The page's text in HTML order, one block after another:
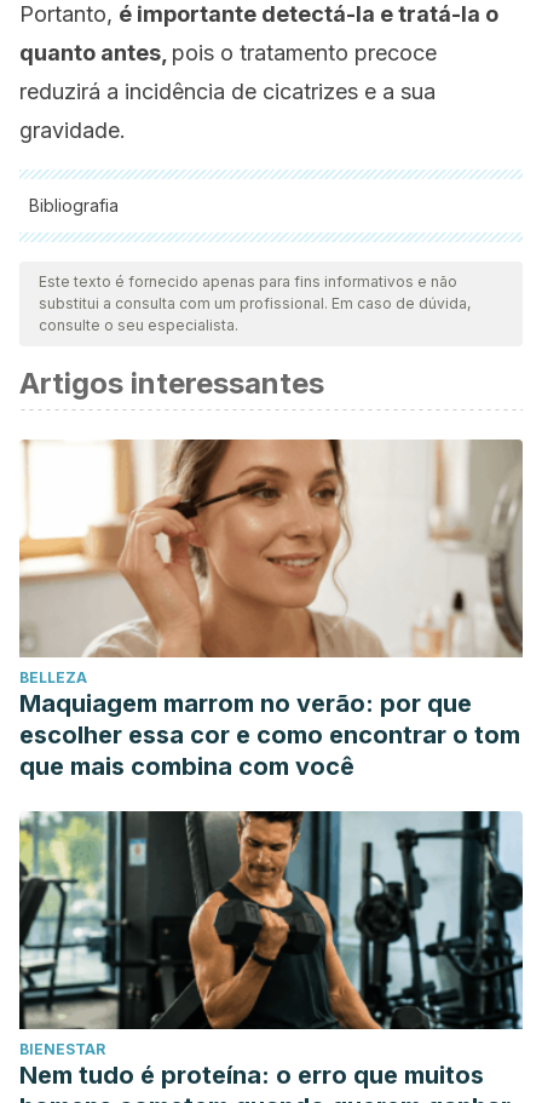
Portanto, é importante detectá-la e tratá-la o
quanto antes, pois o tratamento precoce
reduzirá a incidência de cicatrizes e a sua
gravidade.
Bibliografia
Todas as fontes citadas foram minuciosamente revisadas por
nossa equipe para garantir sua qualidade, confiabilidade,
atualidade e validade. A bibliografia deste artigo foi
cientificamente.
Norris-Squirrell, F., & Pereira, M. (2017). Abordaje
terapéutico de acné conglobata Acne conglobata
therapeutic approach. Revista Mexicana Dermatologica,
61(4), 308–311.
Acné conglobata: : Causas, Síntomas y Mejores
Tratamientos para cada tipo – Unisima.com. (n.d.).
Retrieved May 11, 2019, from
https://unisima.com/belleza/acne-conglobata/
Grant, R. N. R. (1951). The History of Acne. Journal of the
Royal Society of Medicine, 44(8), 647–652.
https://doi.org/10.1177/003591575104400802
define acne as a chronic disease? If so, how and when?
American Journal of Clinical Dermatology, 9(5), 279–284.
https://doi.org/10.2165/00128071-200809050-00001
Holland, D. B., & Jeremy, A. H. T. (2005). The role of
inflammation in the pathogenesis of acne and acne
scarring. Seminars in Cutaneous Medicine and Surgery,
24(2), 79–83. https://doi.org/10.1016/j.sder.2005.03.004
Este texto é fornecido apenas para fins informativos e não
substitui a consulta com um profissional. Em caso de dúvida,
consulte o seu especialista.
Artigos interessantes
BELLEZA
Maquiagem marrom no verão: por que
escolher essa cor e como encontrar o tom
que mais combina com você
BIENESTAR
Nem tudo é proteína: o erro que muitos